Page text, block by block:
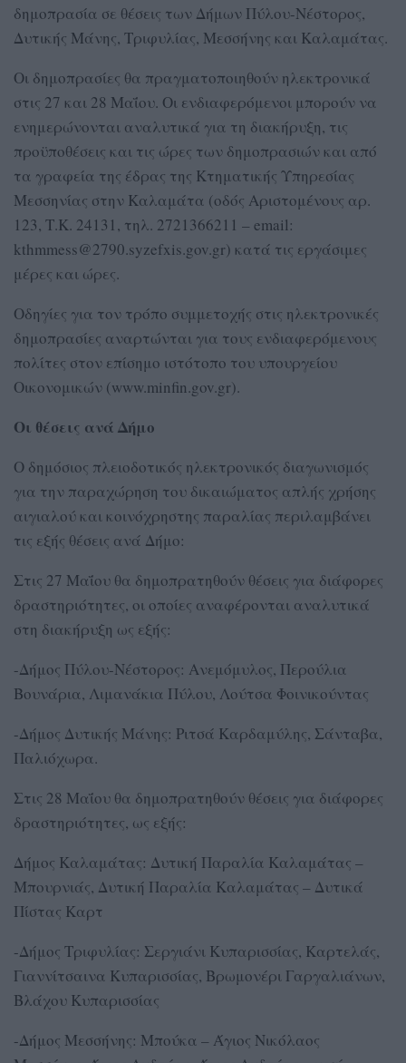
δημοπρασία σε θέσεις των Δήμων Πύλου-Νέστορος,
Δυτικής Μάνης, Τριφυλίας, Μεσσήνης και Καλαμάτας.
Οι δημοπρασίες θα πραγματοποιηθούν ηλεκτρονικά
στις 27 και 28 Μαΐου. Οι ενδιαφερόμενοι μπορούν να
ενημερώνονται αναλυτικά για τη διακήρυξη, τις
προϋποθέσεις και τις ώρες των δημοπρασιών και από
τα γραφεία της έδρας της Κτηματικής Υπηρεσίας
Μεσσηνίας στην Καλαμάτα (οδός Αριστομένους αρ.
123, Τ.Κ. 24131, τηλ. 2721366211 – email:
kthmmess@2790.syzefxis.gov.gr) κατά τις εργάσιμες
μέρες και ώρες.
Οδηγίες για τον τρόπο συμμετοχής στις ηλεκτρονικές
δημοπρασίες αναρτώνται για τους ενδιαφερόμενους
πολίτες στον επίσημο ιστότοπο του υπουργείου
Οικονομικών (www.minfin.gov.gr).
Οι θέσεις ανά Δήμο
Ο δημόσιος πλειοδοτικός ηλεκτρονικός διαγωνισμός
για την παραχώρηση του δικαιώματος απλής χρήσης
αιγιαλού και κοινόχρηστης παραλίας περιλαμβάνει
τις εξής θέσεις ανά Δήμο:
Στις 27 Μαΐου θα δημοπρατηθούν θέσεις για διάφορες
δραστηριότητες, οι οποίες αναφέρονται αναλυτικά
στη διακήρυξη ως εξής:
-Δήμος Πύλου-Νέστορος: Ανεμόμυλος, Περούλια
Βουνάρια, Λιμανάκια Πύλου, Λούτσα Φοινικούντας
-Δήμος Δυτικής Μάνης: Ριτσά Καρδαμύλης, Σάνταβα,
Παλιόχωρα.
Στις 28 Μαΐου θα δημοπρατηθούν θέσεις για διάφορες
δραστηριότητες, ως εξής:
Δήμος Καλαμάτας: Δυτική Παραλία Καλαμάτας –
Μπουρνιάς, Δυτική Παραλία Καλαμάτας – Δυτικά
Πίστας Καρτ
-Δήμος Τριφυλίας: Σεργιάνι Κυπαρισσίας, Καρτελάς,
Γιαννίτσαινα Κυπαρισσίας, Βρωμονέρι Γαργαλιάνων,
Βλάχου Κυπαρισσίας
-Δήμος Μεσσήνης: Μπούκα – Άγιος Νικόλαος